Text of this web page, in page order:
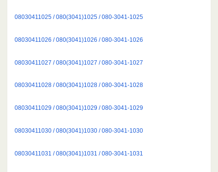
08030411025 / 080(3041)1025 / 080-3041-1025
08030411026 / 080(3041)1026 / 080-3041-1026
08030411027 / 080(3041)1027 / 080-3041-1027
08030411028 / 080(3041)1028 / 080-3041-1028
08030411029 / 080(3041)1029 / 080-3041-1029
08030411030 / 080(3041)1030 / 080-3041-1030
08030411031 / 080(3041)1031 / 080-3041-1031